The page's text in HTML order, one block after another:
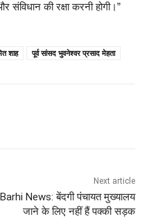
संविधान की रक्षा करनी होगी।”
शाह पूर्व सांसद भुवनेश्वर प्रसाद मेहता
Next article
Barhi News: बेंदगी पंचायत मुख्यालय
जाने के लिए नहीं हैं पक्की सड़क